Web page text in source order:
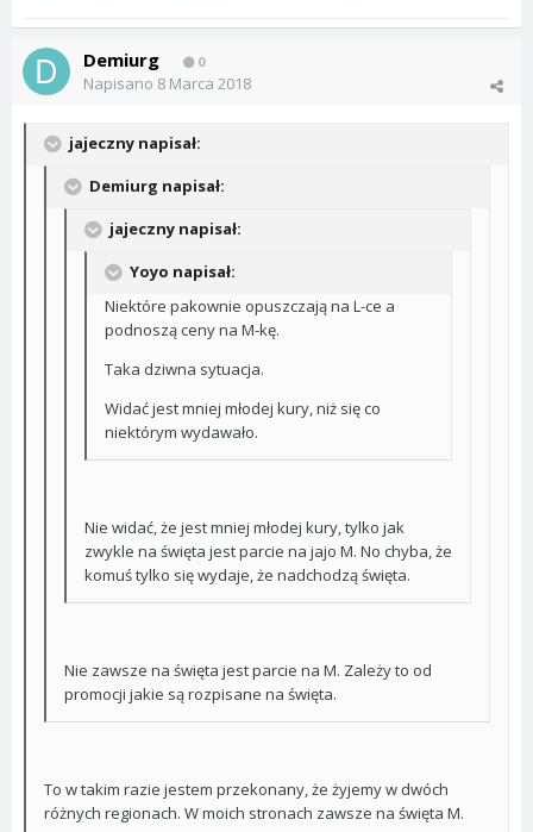
Demiurg 0
Napisano 8 Marca 2018
jajeczny napisał:
Demiurg napisał:
jajeczny napisał:
Yoyo napisał:
Niektóre pakownie opuszczają na L-ce a
podnoszą ceny na M-kę.
Taka dziwna sytuacja.
Widać jest mniej młodej kury, niż się co
niektórym wydawało.
Nie widać, że jest mniej młodej kury, tylko jak
zwykle na święta jest parcie na jajo M. No chyba, że
komuś tylko się wydaje, że nadchodzą święta.
Nie zawsze na święta jest parcie na M. Zależy to od
promocji jakie są rozpisane na święta.
To w takim razie jestem przekonany, że żyjemy w dwóch
różnych regionach. W moich stronach zawsze na święta M.